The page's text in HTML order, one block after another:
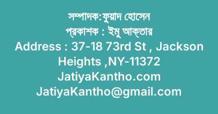
সম্পাদক:ফুয়াদ হোসেন
প্রকাশক : ইমু আক্তার
Address : 37-18 73rd St , Jackson
Heights ,NY-11372
JatiyaKantho.com
JatiyaKantho@gmail.com